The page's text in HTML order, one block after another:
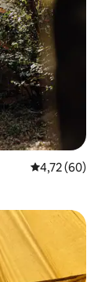
Évaluation
4,72 (60)